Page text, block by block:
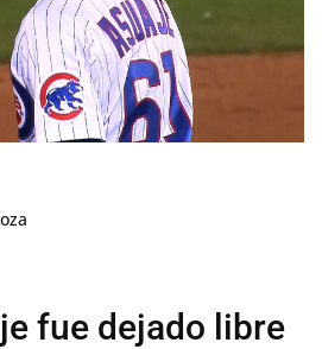
fue dejado libre